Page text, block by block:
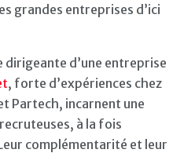
grandes entreprises d’ici
dirigeante d’une entreprise
, forte d’expériences chez
Partech, incarnent une
à la fois
complémentarité et leur